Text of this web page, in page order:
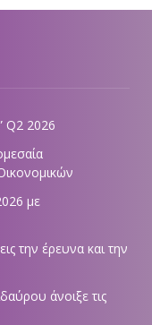
Q2 2026
με
την έρευνα και την
άνοιξε τις